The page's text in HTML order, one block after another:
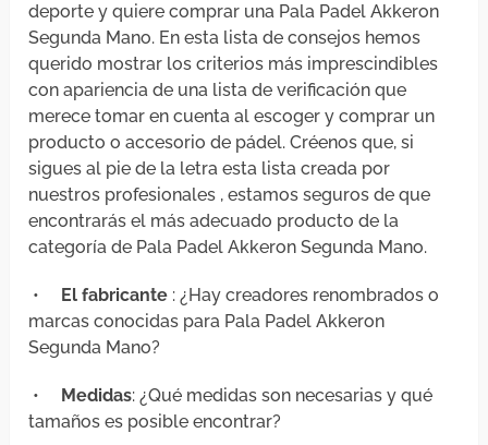
deporte y quiere comprar una Pala Padel Akkeron
Segunda Mano. En esta lista de consejos hemos
querido mostrar los criterios más imprescindibles
con apariencia de una lista de verificación que
merece tomar en cuenta al escoger y comprar un
producto o accesorio de pádel. Créenos que, si
sigues al pie de la letra esta lista creada por
nuestros profesionales , estamos seguros de que
encontrarás el más adecuado producto de la
categoría de Pala Padel Akkeron Segunda Mano.
• El fabricante : ¿Hay creadores renombrados o
marcas conocidas para Pala Padel Akkeron
Segunda Mano?
• Medidas: ¿Qué medidas son necesarias y qué
tamaños es posible encontrar?